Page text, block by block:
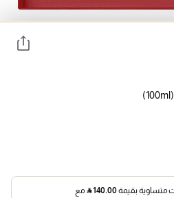
(100ml)
140.00
⃁ مع